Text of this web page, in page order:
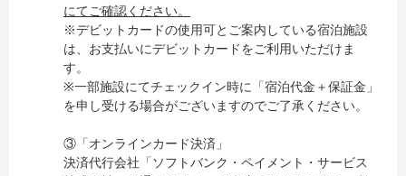
にてご確認ください。
※デビットカードの使用可とご案内している宿泊施設
は、お支払いにデビットカードをご利用いただけま
す。
※一部施設にてチェックイン時に「宿泊代金＋保証金」
を申し受ける場合がございますのでご了承ください。
③「オンラインカード決済」
決済代行会社「ソフトバンク・ペイメント・サービス